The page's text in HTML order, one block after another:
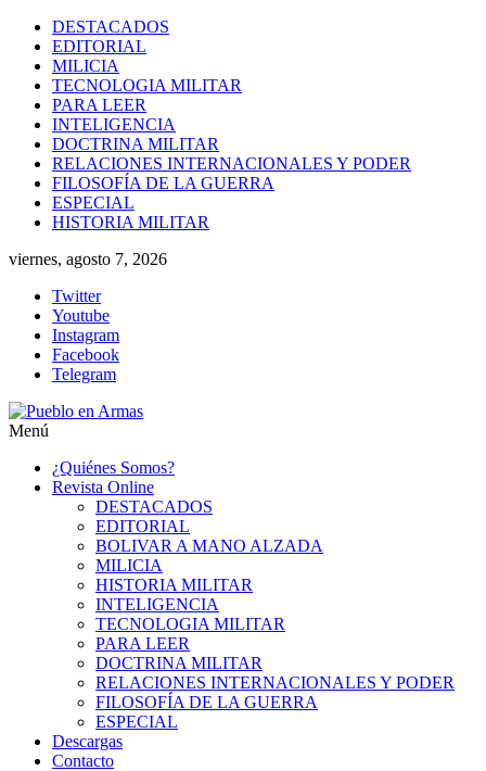
Saltar
contenido
DESTACADOS
EDITORIAL
MILICIA
TECNOLOGIA MILITAR
PARA LEER
INTELIGENCIA
DOCTRINA MILITAR
RELACIONES INTERNACIONALES Y PODER
FILOSOFÍA DE LA GUERRA
ESPECIAL
HISTORIA MILITAR
viernes, agosto 7, 2026
Twitter
Youtube
Instagram
Facebook
Telegram
Armas
Menú
¿Quiénes Somos?
Revista Online
DESTACADOS
EDITORIAL
BOLIVAR A MANO ALZADA
MILICIA
HISTORIA MILITAR
INTELIGENCIA
TECNOLOGIA MILITAR
PARA LEER
DOCTRINA MILITAR
RELACIONES INTERNACIONALES Y PODER
FILOSOFÍA DE LA GUERRA
ESPECIAL
Descargas
Contacto